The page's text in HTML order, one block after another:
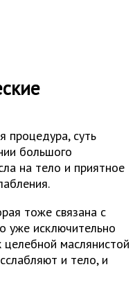
процедура, суть
большого
на тело и приятное
тоже связана с
уже исключительно
маслянистой
и тело, и